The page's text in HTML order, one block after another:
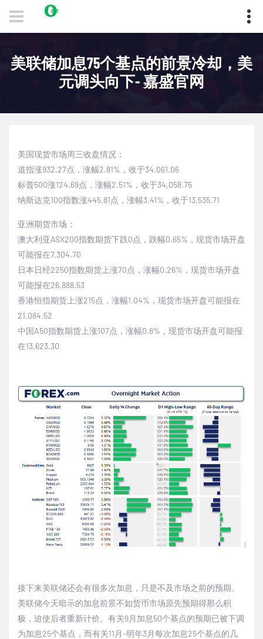
美联储加息75个基点的前景冷却，美
元调头向下- 嘉盛官网
美国现货市场周三收盘情况：
道指涨932.27点，涨幅2.81% ，收于34,061.06
标普500涨124.69点，涨幅2.51% ，收于34,058.75
纳斯达克100指数涨445.81点，涨幅3.41% ，收于13,535.71
亚洲期货市场：
澳大利亚ASX200指数期货下跌0点，跌幅0.65% ，现货市场开盘
可能报在7,304.70
日本日经2250指数期货上涨70点，涨幅0.26% ，现货市场开盘
可能报在26,888.53
香港恒指期货上涨215点，涨幅1.04% ，现货市场开盘可能报在
21,084.52
中国A50指数期货上涨107点，涨幅0.8% ，现货市场开盘可能报
在13,623.30
接下来美联储还会有很多次加息，只是不及市场之前的预期。
美联储今天暗示的加息前景不如货币市场原先预期得那么积
极，迫使后者重新计价。有关9月加息50个基点的预期已被下调
为加息25个基点，而有关11 月-明年3月每次加息25个基点的几